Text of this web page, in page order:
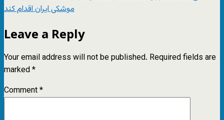
موشکی ایران اقدام کند
Leave a Reply
Your email address will not be published. Required fields are
marked*
Comment*